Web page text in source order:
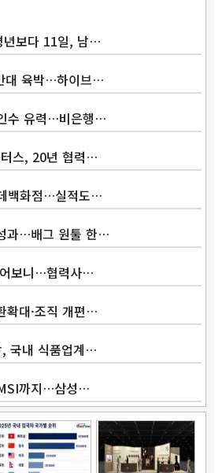
보다 11일, 남…
대 육박…하이브…
수 유력…비은행…
터스, 20년 협력…
백화점…실적도…
과…배그 원툴 한…
보니…협력사…
확대·조직 개편…
, 국내 식품업계…
까지…삼성…